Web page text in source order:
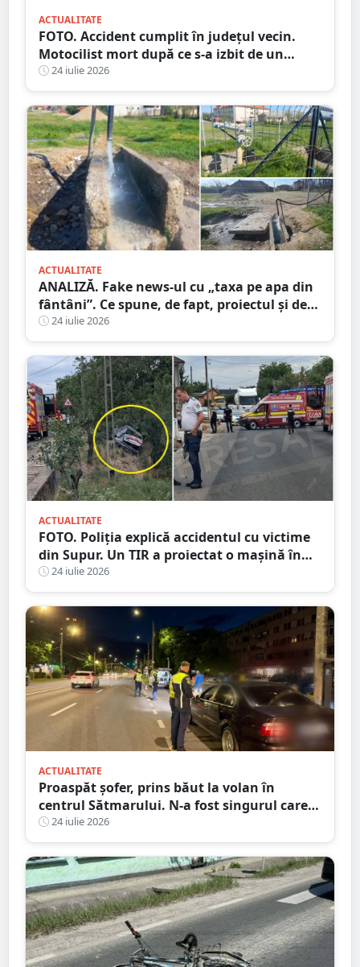
ACTUALITATE
FOTO. Accident cumplit în județul vecin.
Motocilist mort după ce s-a izbit de un
copac și un microbuz
24 iulie 2026
ACTUALITATE
ANALIZĂ. Fake news-ul cu „taxa pe apa din
fântâni”. Ce spune, de fapt, proiectul și de
unde a pornit dezinformarea
24 iulie 2026
ACTUALITATE
FOTO. Poliția explică accidentul cu victime
din Supur. Un TIR a proiectat o mașină în
șanț24 iulie 2026
ACTUALITATE
Proaspăt șofer, prins băut la volan în
centrul Sătmarului. N-a fost singurul care a
călcat pe bec
24 iulie 2026